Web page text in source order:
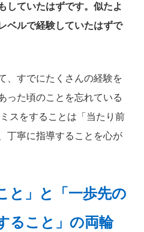
していたはずです。似たよ
ベルで経験していたはずで
、すでにたくさんの経験を
った頃のことを忘れている
スをすることは「当たり前
丁寧に指導することを心が
と」と「一歩先の
ること」の両輪